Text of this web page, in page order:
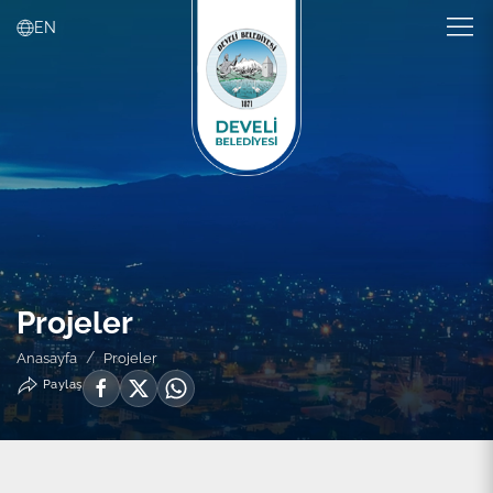
EN
Projeler
Anasayfa Projeler
Paylaş